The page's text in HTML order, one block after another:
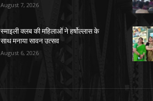
August 7, 2026
स्माइली क्लब की महिलाओं ने हर्षोल्लास के
साथ मनाया सावन उत्सव
August 6, 2026